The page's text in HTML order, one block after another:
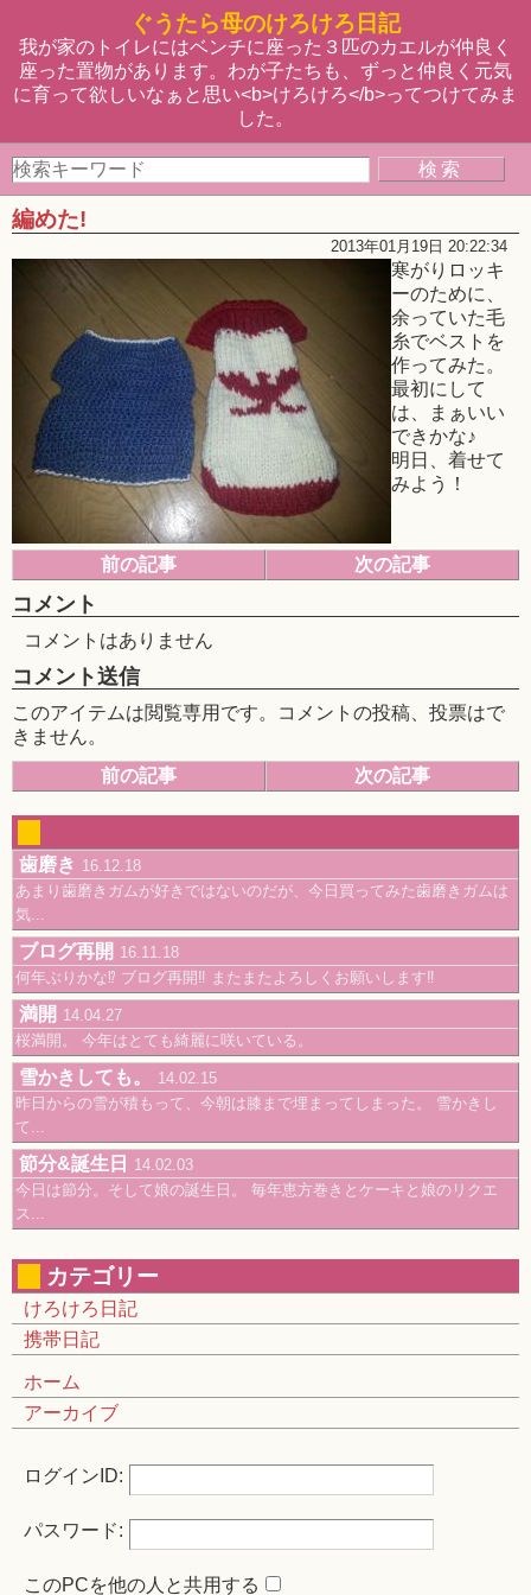
ぐうたら母のけろけろ日記
我が家のトイレにはベンチに座った３匹のカエルが仲良く
座った置物があります。わが子たちも、ずっと仲良く元気
に育って欲しいなぁと思い<b>けろけろ</b>ってつけてみま
した。
編めた!
2013年01月19日 20:22:34
寒がりロッキ
ーのために、
余っていた毛
糸でベストを
作ってみた。
最初にして
は、まぁいい
できかな♪
明日、着せて
みよう！
前の記事 次の記事
コメント
コメントはありません
コメント送信
このアイテムは閲覧専用です。コメントの投稿、投票はで
きません。
前の記事
次の記事
歯磨き 16.12.18
あまり歯磨きガムが好きではないのだが、今日買ってみた歯磨きガムは
気...
ブログ再開 16.11.18
何年ぶりかな⁉️ ブログ再開‼️ またまたよろしくお願いします‼️
満開 14.04.27
桜満開。 今年はとても綺麗に咲いている。
雪かきしても。
14.02.15
昨日からの雪が積もって、今朝は膝まで埋まってしまった。 雪かきし
て...
節分&誕生日
14.02.03
今日は節分。そして娘の誕生日。 毎年恵方巻きとケーキと娘のリクエ
ス...
カテゴリー
けろけろ日記
携帯日記
ホーム
アーカイブ
ログインID:
パスワード:
このPCを他の人と共用する